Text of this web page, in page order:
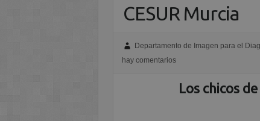
CESUR Murcia
Departamento de Imagen para el
hay comentarios
Los chicos